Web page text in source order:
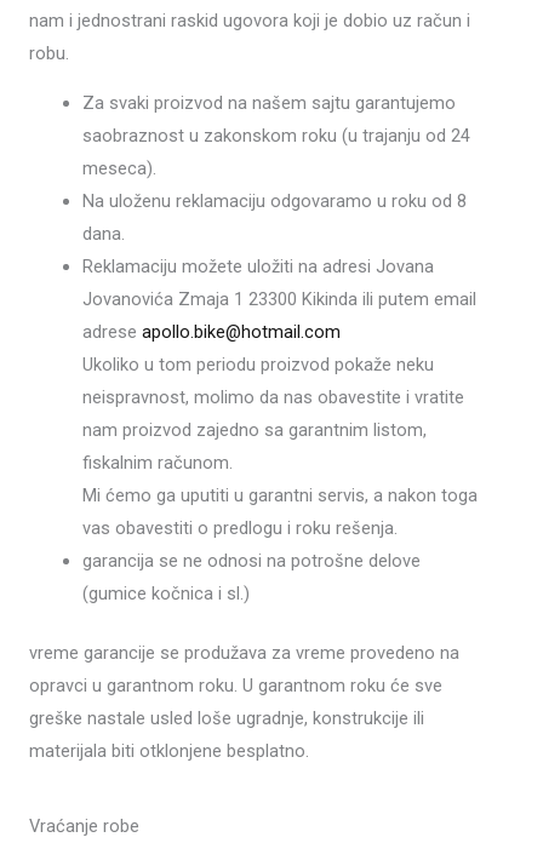
nam i jednostrani raskid ugovora koji je dobio uz račun i
robu.
Za svaki proizvod na našem sajtu garantujemo
saobraznost u zakonskom roku (u trajanju od 24
meseca).
Na uloženu reklamaciju odgovaramo u roku od 8
dana.
Reklamaciju možete uložiti na adresi Jovana
Jovanovića Zmaja 1 23300 Kikinda ili putem email
adrese apollo.bike@hotmail.com
Ukoliko u tom periodu proizvod pokaže neku
neispravnost, molimo da nas obavestite i vratite
nam proizvod zajedno sa garantnim listom,
fiskalnim računom.
Mi ćemo ga uputiti u garantni servis, a nakon toga
vas obavestiti o predlogu i roku rešenja.
garancija se ne odnosi na potrošne delove
(gumice kočnica i sl.)
vreme garancije se produžava za vreme provedeno na
opravci u garantnom roku. U garantnom roku će sve
greške nastale usled loše ugradnje, konstrukcije ili
materijala biti otklonjene besplatno.
Vraćanje robe